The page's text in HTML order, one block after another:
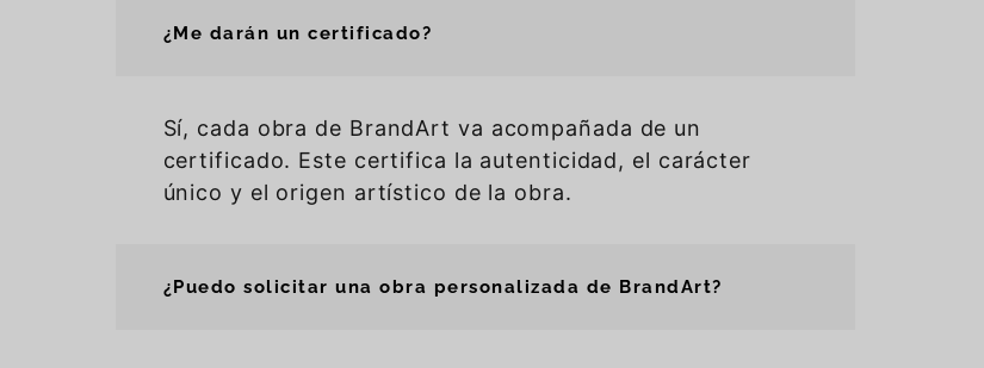
¿Me darán un certificado?
Sí, cada obra de BrandArt va acompañada de un
certificado. Este certifica la autenticidad, el carácter
único y el origen artístico de la obra.
¿Puedo solicitar una obra personalizada de BrandArt?